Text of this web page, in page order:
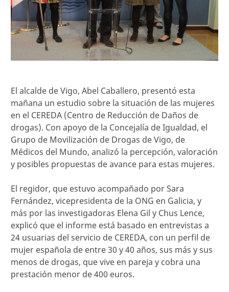
El alcalde de Vigo, Abel Caballero, presentó esta
mañana un estudio sobre la situación de las mujeres
en el CEREDA (Centro de Reducción de Daños de
drogas). Con apoyo de la Concejalía de Igualdad, el
Grupo de Movilización de Drogas de Vigo, de
Médicos del Mundo, analizó la percepción, valoración
y posibles propuestas de avance para estas mujeres.
El regidor, que estuvo acompañado por Sara
Fernández, vicepresidenta de la ONG en Galicia, y
más por las investigadoras Elena Gil y Chus Lence,
explicó que el informe está basado en entrevistas a
24 usuarias del servicio de CEREDA, con un perfil de
mujer española de entre 30 y 40 años, sus más y sus
menos de drogas, que vive en pareja y cobra una
prestación menor de 400 euros.